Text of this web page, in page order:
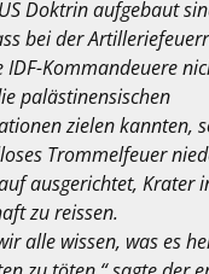
Doktrin aufgebaut
bei der
IDF-Kommandeuere
palästinensischen
zielen kannten,
Trommelfeuer
ausgerichtet, Krater
zu reissen.
alle wissen, was es